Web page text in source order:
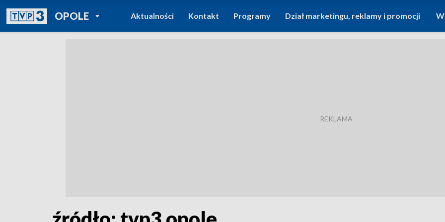
OPOLEPOWRÓT DO
TVP REGIONY
Aktualności Kontakt Programy Dział marketingu, reklamy i promocji